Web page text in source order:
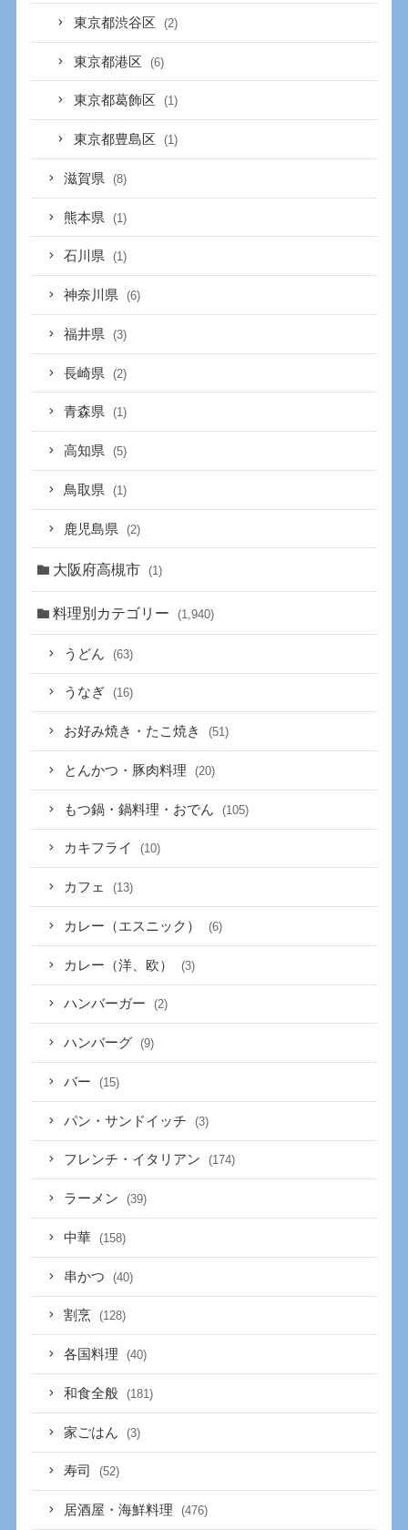
東京都渋谷区 (2)
東京都港区 (6)
東京都葛飾区 (1)
東京都豊島区 (1)
滋賀県 (8)
熊本県 (1)
石川県 (1)
神奈川県 (6)
福井県 (3)
長崎県 (2)
青森県 (1)
高知県 (5)
鳥取県 (1)
鹿児島県 (2)
大阪府高槻市 (1)
料理別カテゴリー (1,940)
うどん (63)
うなぎ (16)
お好み焼き・たこ焼き (51)
とんかつ・豚肉料理 (20)
もつ鍋・鍋料理・おでん (105)
カキフライ (10)
カフェ (13)
カレー（エスニック） (6)
カレー（洋、欧） (3)
ハンバーガー (2)
ハンバーグ (9)
バー (15)
パン・サンドイッチ (3)
フレンチ・イタリアン (174)
ラーメン (39)
中華 (158)
串かつ (40)
割烹 (128)
各国料理 (40)
和食全般 (181)
家ごはん (3)
寿司 (52)
居酒屋・海鮮料理 (476)